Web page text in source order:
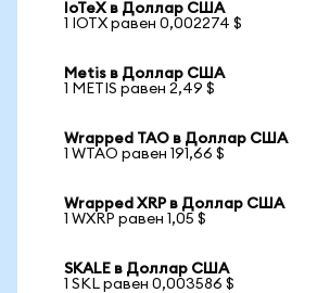
IoTeX в Доллар США
1 IOTX равен 0,002274 $
Metis в Доллар США
1 METIS равен 2,49 $
Wrapped TAO в Доллар США
1 WTAO равен 191,66 $
Wrapped XRP в Доллар США
1 WXRP равен 1,05 $
SKALE в Доллар США
1 SKL равен 0,003586 $